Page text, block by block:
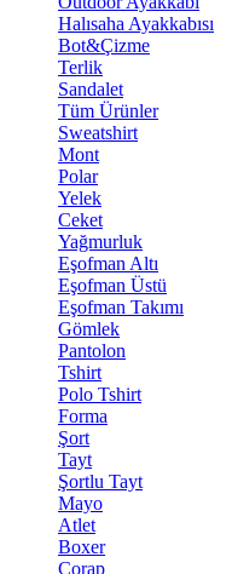
Halısaha Ayakkabısı
Bot&Çizme
Terlik
Sandalet
Tüm Ürünler
Sweatshirt
Mont
Polar
Yelek
Ceket
Yağmurluk
Eşofman Altı
Eşofman Üstü
Eşofman Takımı
Gömlek
Pantolon
Tshirt
Polo Tshirt
Forma
Şort
Tayt
Şortlu Tayt
Mayo
Atlet
Boxer
Çorap